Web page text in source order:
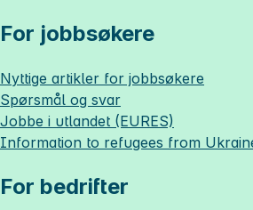
For jobbsøkere
Nyttige artikler for jobbsøkere
Spørsmål og svar
Jobbe i utlandet (EURES)
Information to refugees from
For bedrifter